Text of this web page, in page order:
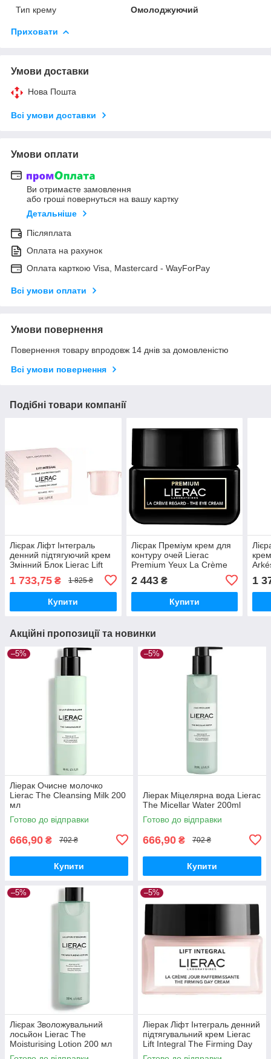
Тип крему Омолоджуючий
Приховати
Умови доставки
Нова Пошта
Всі умови доставки
Умови оплати
Ви отримаєте замовлення
або гроші повернуться на вашу картку
Детальніше
Післяплата
Оплата на рахунок
Оплата карткою Visa, Mastercard - WayForPay
Всі умови оплати
Умови повернення
Повернення товару впродовж 14 днів за домовленістю
Всі умови повернення
Подібні товари компанії
Лієрак Ліфт Інтеграль
денний підтягуючий крем
Змінний Блок Lierac Lift
Integral Day Cream Refill
50 мл
1 733,75 ₴ 1 825 ₴
Купити
Лієрак Преміум крем для
контуру очей Lierac
Premium Yeux La Crème
2 443₴
Купити
1
Акційні пропозиції та новинки
–5%
Ліерак Очисне молочко
Lierac The Cleansing Milk 200
мл
Готово до відправки
666,90 ₴ 702 ₴
Купити
–5%
Ліерак Міцелярна вода Lierac
The Micellar Water 200ml
Готово до відправки
666,90 ₴ 702 ₴
Купити
–5%
Лієрак Зволожувальний
лосьйон Lierac The
Moisturising Lotion 200 мл
–5%
Ліерак Ліфт Інтеграль денний
підтягувальний крем Lierac
Lift Integral The Firming Day
Cream 50 мл